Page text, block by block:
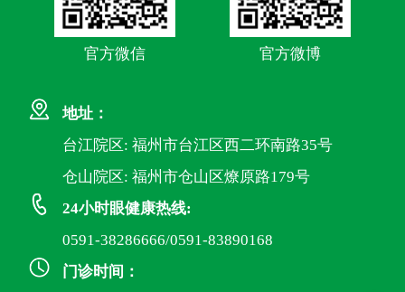
官方微信 官方微博
地址：
台江院区: 福州市台江区西二环南路35号
仓山院区: 福州市仓山区燎原路179号
24小时眼健康热线:
0591-38286666/0591-83890168
门诊时间：